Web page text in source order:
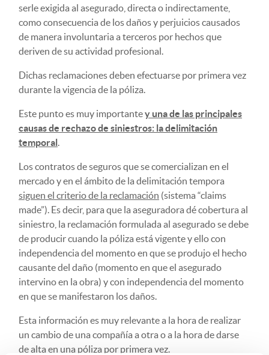
serle exigida al asegurado, directa o indirectamente,
como consecuencia de los daños y perjuicios causados
de manera involuntaria a terceros por hechos que
deriven de su actividad profesional.
Dichas reclamaciones deben efectuarse por primera vez
durante la vigencia de la póliza.
Este punto es muy importantey una de las principales
causas de rechazo de siniestros: la delimitación
temporal
Los contratos de seguros que se comercializan en el
mercado y en el ámbito de la delimitación tempora
siguen el criterio de la reclamación (sistema “claims
made”). Es decir, para que la aseguradora dé cobertura al
siniestro, la reclamación formulada al asegurado se debe
de producir cuando la póliza está vigente y ello con
independencia del momento en que se produjo el hecho
causante del daño (momento en que el asegurado
intervino en la obra) y con independencia del momento
en que se manifestaron los daños.
Esta información es muy relevante a la hora de realizar
un cambio de una compañía a otra o a la hora de darse
de alta en una póliza por primera vez.